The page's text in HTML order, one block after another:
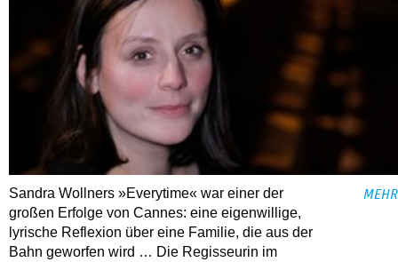
Sandra Wollners »Everytime« war einer der
großen Erfolge von Cannes: eine eigenwillige,
lyrische Reflexion über eine ­Familie, die aus der
Bahn geworfen wird … Die Regisseurin im
MEHR